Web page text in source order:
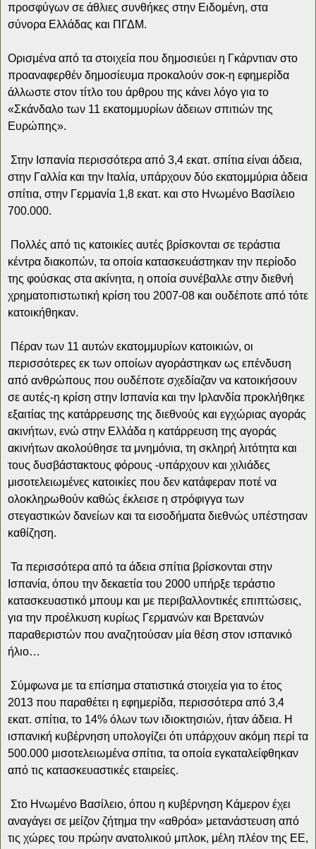
προσφύγων σε άθλιες συνθήκες στην Ειδομένη, στα
σύνορα Ελλάδας και ΠΓΔΜ.
Ορισμένα από τα στοιχεία που δημοσιεύει η Γκάρντιαν στο
προαναφερθέν δημοσίευμα προκαλούν σοκ-η εφημερίδα
άλλωστε στον τίτλο του άρθρου της κάνει λόγο για το
«Σκάνδαλο των 11 εκατομμυρίων άδειων σπιτιών της
Ευρώπης».
Στην Ισπανία περισσότερα από 3,4 εκατ. σπίτια είναι άδεια,
στην Γαλλία και την Ιταλία, υπάρχουν δύο εκατομμύρια άδεια
σπίτια, στην Γερμανία 1,8 εκατ. και στο Ηνωμένο Βασίλειο
700.000.
Πολλές από τις κατοικίες αυτές βρίσκονται σε τεράστια
κέντρα διακοπών, τα οποία κατασκευάστηκαν την περίοδο
της φούσκας στα ακίνητα, η οποία συνέβαλλε στην διεθνή
χρηματοπιστωτική κρίση του 2007-08 και ουδέποτε από τότε
κατοικήθηκαν.
Πέραν των 11 αυτών εκατομμυρίων κατοικιών, οι
περισσότερες εκ των οποίων αγοράστηκαν ως επένδυση
από ανθρώπους που ουδέποτε σχεδίαζαν να κατοικήσουν
σε αυτές-η κρίση στην Ισπανία και την Ιρλανδία προκλήθηκε
εξαιτίας της κατάρρευσης της διεθνούς και εγχώριας αγοράς
ακινήτων, ενώ στην Ελλάδα η κατάρρευση της αγοράς
ακινήτων ακολούθησε τα μνημόνια, τη σκληρή λιτότητα και
τους δυσβάστακτους φόρους -υπάρχουν και χιλιάδες
μισοτελειωμένες κατοικίες που δεν κατάφεραν ποτέ να
ολοκληρωθούν καθώς έκλεισε η στρόφιγγα των
στεγαστικών δανείων και τα εισοδήματα διεθνώς υπέστησαν
καθίζηση.
Τα περισσότερα από τα άδεια σπίτια βρίσκονται στην
Ισπανία, όπου την δεκαετία του 2000 υπήρξε τεράστιο
κατασκευαστικό μπουμ και με περιβαλλοντικές επιπτώσεις,
για την προέλκυση κυρίως Γερμανών και Βρετανών
παραθεριστών που αναζητούσαν μία θέση στον ισπανικό
ήλιο…
Σύμφωνα με τα επίσημα στατιστικά στοιχεία για το έτος
2013 που παραθέτει η εφημερίδα, περισσότερα από 3,4
εκατ. σπίτια, το 14% όλων των ιδιοκτησιών, ήταν άδεια. Η
ισπανική κυβέρνηση υπολογίζει ότι υπάρχουν ακόμη περί τα
500.000 μισοτελειωμένα σπίτια, τα οποία εγκαταλείφθηκαν
από τις κατασκευαστικές εταιρείες.
Στο Ηνωμένο Βασίλειο, όπου η κυβέρνηση Κάμερον έχει
αναγάγει σε μείζον ζήτημα την «αθρόα» μετανάστευση από
τις χώρες του πρώην ανατολικού μπλοκ, μέλη πλέον της ΕΕ,